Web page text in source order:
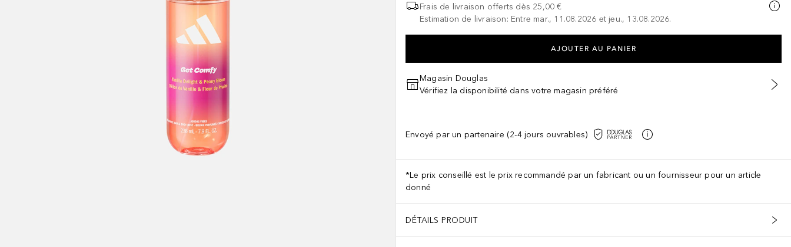
Frais de livraison offerts dès 25,00 €
Estimation de livraison: Entre mar., 11.08.2026 et jeu., 13.08.2026.
AJOUTER AU PANIER
Magasin Douglas
Vérifiez la disponibilité dans votre magasin préféré
Envoyé par un partenaire (2-4 jours ouvrables)
*Le prix conseillé est le prix recommandé par un fabricant ou un fournisseur pour un article
donné
DÉTAILS PRODUIT